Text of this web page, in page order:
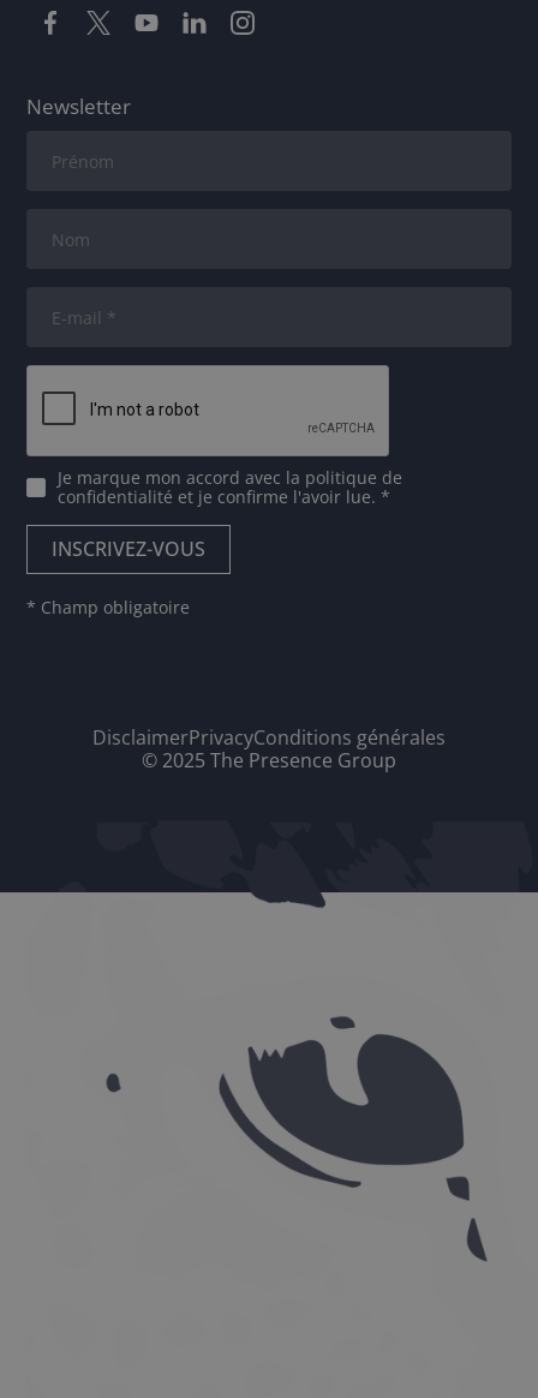
Newsletter
Je marque mon accord avec la politique de
confidentialité et je confirme l'avoir lue. *
* Champ obligatoire
DisclaimerPrivacyConditions générales
© 2025 The Presence Group